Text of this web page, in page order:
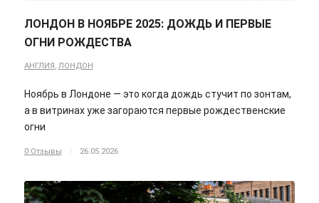
ЛОНДОН В НОЯБРЕ 2025: ДОЖДЬ И ПЕРВЫЕ
ОГНИ РОЖДЕСТВА
АНГЛИЯ, ЛОНДОН
Ноябрь в Лондоне — это когда дождь стучит по зонтам,
а в витринах уже загораются первые рождественские
огни
0 Отзывы / 26.05.2026